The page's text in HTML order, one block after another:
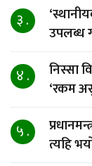
३ .
उपलब्ध
४ .
निस्सा
‘रकम
५ .
त्यहि